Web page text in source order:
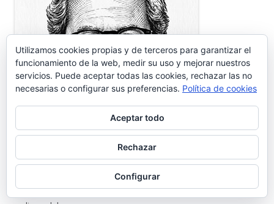
Portuense, o porteño de cuarta generación, que cree en El
Puerto de Santa María través de sus gentes, pasadas y
presentes, y sobre todo futuras. Colaboraciones en prensa y
Utilizamos cookies propias y de terceros para garantizar el
funcionamiento de la web, medir su uso y mejorar nuestros
servicios. Puede aceptar todas las cookies, rechazar las no
necesarias o configurar sus preferencias. Política de cookies
Aceptar todo
Rechazar
Configurar